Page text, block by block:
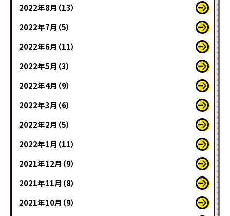
2022年8月（13）
2022年7月（5）
2022年6月（11）
2022年5月（3）
2022年4月（9）
2022年3月（6）
2022年2月（5）
2022年1月（11）
2021年12月（9）
2021年11月（8）
2021年10月（9）